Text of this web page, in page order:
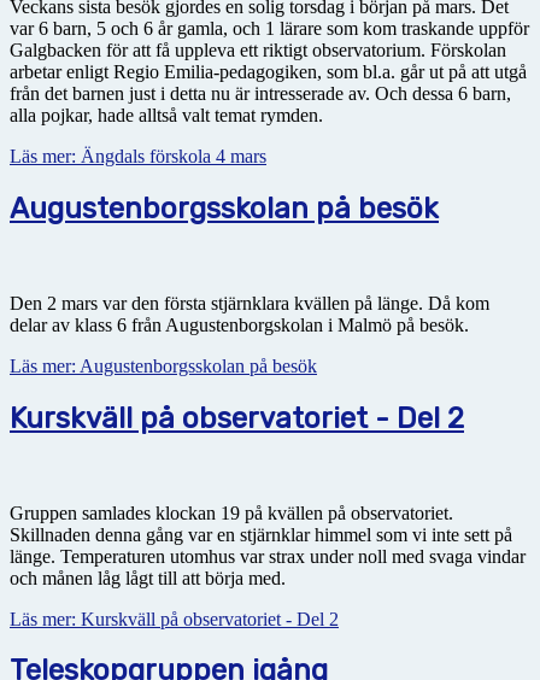
Veckans sista besök gjordes en solig torsdag i början på mars. Det
var 6 barn, 5 och 6 år gamla, och 1 lärare som kom traskande uppför
Galgbacken för att få uppleva ett riktigt observatorium. Förskolan
arbetar enligt Regio Emilia-pedagogiken, som bl.a. går ut på att utgå
från det barnen just i detta nu är intresserade av. Och dessa 6 barn,
alla pojkar, hade alltså valt temat rymden.
Läs mer: Ängdals förskola 4 mars
Augustenborgsskolan på besök
Den 2 mars var den första stjärnklara kvällen på länge. Då kom
delar av klass 6 från Augustenborgskolan i Malmö på besök.
Läs mer: Augustenborgsskolan på besök
Kurskväll på observatoriet - Del 2
Gruppen samlades klockan 19 på kvällen på observatoriet.
Skillnaden denna gång var en stjärnklar himmel som vi inte sett på
länge. Temperaturen utomhus var strax under noll med svaga vindar
och månen låg lågt till att börja med.
Läs mer: Kurskväll på observatoriet - Del 2
Teleskopgruppen igång